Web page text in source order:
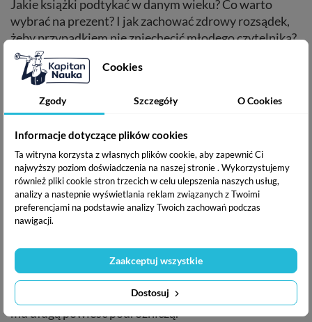
Jakie książki podtykać w danym wieku? Co warto
wybrać na prezent? I jak zachować zdrowy rozsądek,
żeby przypadkiem nie zniechęcić młodego czytelnika?
Przede wszystkim warto
odpowiednich lektur zaangażować samych
zainteresowanych!
lekturach, tzw. „klasykach” czy naszych – dzisiaj
widzianych nie bez sentymentu – lekturach z
dzieciństwa. Niech dziecko – zwłaszcza, jeśli chodzi o
książki dodatkowe, czytane dla relaksu i w wolnej
chwili – samo zadecyduje, na co ma ochotę! Może lubi
komiksy? Fantastykę? Książki o zwierzętach lub
wielkich odkryciach? Należy podążać za
upodobaniami konkretnego dziecka: i dotyczy to
zarówno tematyki, jak i gatunku pożądanych książek.
Jeśli to komiks przypadł do gustu małemu
czytelnikowi, to – przynajmniej na chwilę – odpuśćmy
mu długą powieść podróżniczą.
Cookies
Zgody Szczegóły O Cookies
Informacje dotyczące plików cookies
Ta witryna korzysta z własnych plików cookie, aby zapewnić Ci
najwyższy poziom doświadczenia na naszej stronie . Wykorzystujemy
również pliki cookie stron trzecich w celu ulepszenia naszych usług,
analizy a nastepnie wyświetlania reklam związanych z Twoimi
preferencjami na podstawie analizy Twoich zachowań podczas
nawigacji.
Dostosuj
Zaakceptuj wszystkie